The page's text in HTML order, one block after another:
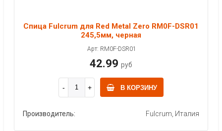
Спица Fulcrum для Red Metal Zero RM0F-DSR01
245,5мм, черная
Арт: RM0F-DSR01
42.99 руб
В КОРЗИНУ
Производитель: Fulcrum, Италия